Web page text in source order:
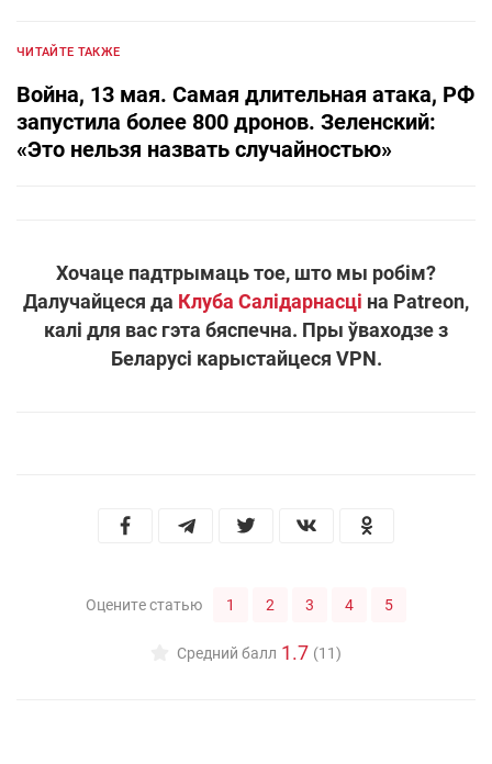
ЧИТАЙТЕ ТАКЖЕ
Война, 13 мая. Самая длительная атака, РФ
запустила более 800 дронов. Зеленский:
«Это нельзя назвать случайностью»
Хочаце падтрымаць тое, што мы робім?
Далучайцеся да Клуба Салідарнасці на Patreon,
калі для вас гэта бяспечна. Пры ўваходзе з
Беларусі карыстайцеся VPN.
Оцените статью 1 2 3 4 5
Средний балл 1.7 (11)